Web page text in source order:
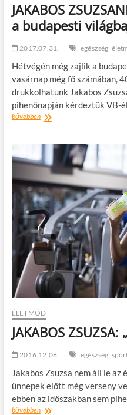
JAKABOS
a budapesti
2017.07.31. egészség
Hétvégén még zajlik a
vasárnap még fő számában,
drukkolhatunk Jakabos
pihenőnapján kérdeztük VB-
bővebbenJAKABOS
érzés
a
budapesti
világbajnokságon
úszni”
ÉLETMÓD
JAKABOS ZSUZSA:
2016.12.08. egészség
Jakabos Zsuzsa nem áll le
ünnepek előtt még verseny
ebben az időszakban sem
bővebbenJAKABOS